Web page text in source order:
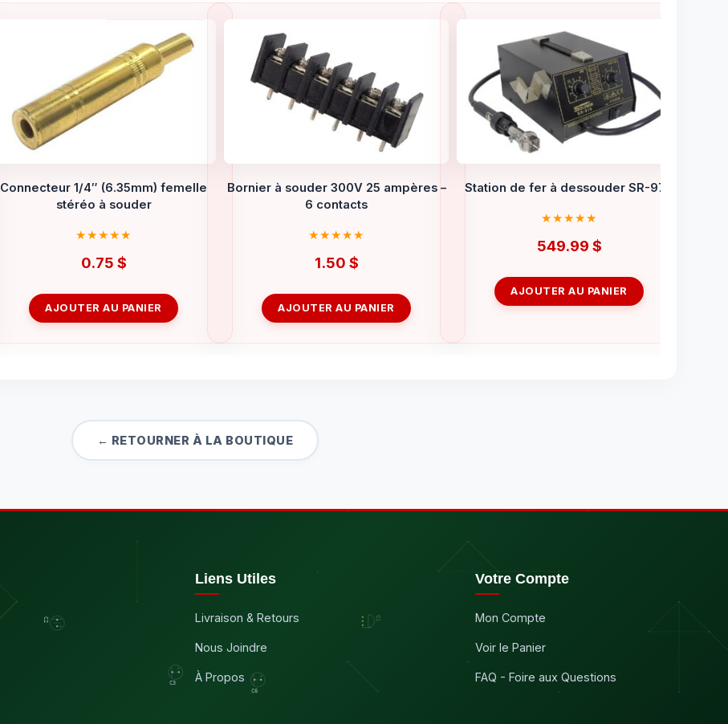
Connecteur 1/4″ (6.35mm) femelle
stéréo à souder
0.75 $
AJOUTER AU PANIER
Bornier à souder 300V 25 ampères –
6 contacts
1.50 $
AJOUTER AU PANIER
Station de fer à dessouder SR-979
549.99 $
AJOUTER AU PANIER
← RETOURNER À LA BOUTIQUE
Liens Utiles
Livraison & Retours
Nous Joindre
À Propos
Votre Compte
Mon Compte
Voir le Panier
FAQ - Foire aux Questions